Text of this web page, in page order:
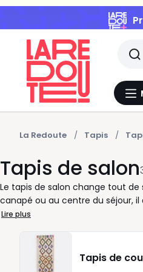
La Redoute Tapis
Tapis de salon
Le tapis de salon change tout de
canapé ou au centre du séjour,
Redoute, nous vous proposons
graphiques, teintes naturelles,
lumière de la pièce. Pour bien le
fréquentée, un tapis facile à
Lire plus
Tapis de